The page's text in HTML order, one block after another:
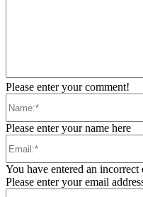
Please enter your comment!
Please enter your name here
You have entered an incorrect
Please enter your email